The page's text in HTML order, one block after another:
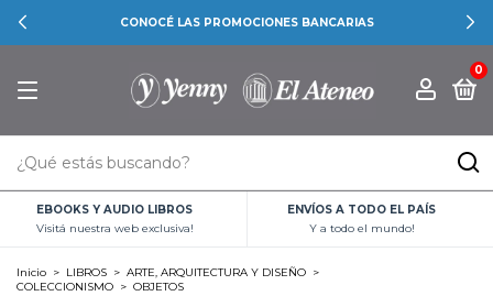
CONOCÉ LAS PROMOCIONES BANCARIAS
0
EBOOKS Y AUDIO LIBROS
Visitá nuestra web exclusiva!
ENVÍOS A TODO EL PAÍS
Y a todo el mundo!
Inicio > LIBROS > ARTE, ARQUITECTURA Y DISEÑO >
COLECCIONISMO > OBJETOS